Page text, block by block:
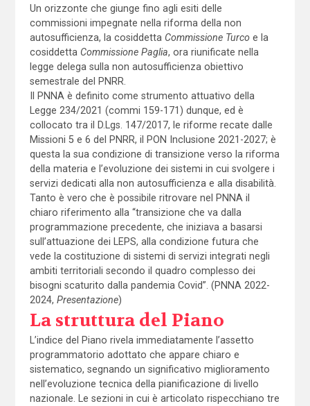
Un orizzonte che giunge fino agli esiti delle
commissioni impegnate nella riforma della non
autosufficienza, la cosiddetta Commissione Turcoe la
cosiddetta Commissione Paglia, ora riunificate nella
legge delega sulla non autosufficienza obiettivo
semestrale del PNRR.
Il PNNA è definito come strumento attuativo della
Legge 234/2021 (commi 159-171) dunque, ed è
collocato tra il D.Lgs. 147/2017, le riforme recate dalle
Missioni 5 e 6 del PNRR, il PON Inclusione 2021-2027; è
questa la sua condizione di transizione verso la riforma
della materia e l’evoluzione dei sistemi in cui svolgere i
servizi dedicati alla non autosufficienza e alla disabilità.
Tanto è vero che è possibile ritrovare nel PNNA il
chiaro riferimento alla “transizione che va dalla
programmazione precedente, che iniziava a basarsi
sull’attuazione dei LEPS, alla condizione futura che
vede la costituzione di sistemi di servizi integrati negli
ambiti territoriali secondo il quadro complesso dei
bisogni scaturito dalla pandemia Covid”. (PNNA 2022-
2024, Presentazione)
La struttura del Piano
L’indice del Piano rivela immediatamente l’assetto
programmatorio adottato che appare chiaro e
sistematico, segnando un significativo miglioramento
nell’evoluzione tecnica della pianificazione di livello
nazionale. Le sezioni in cui è articolato rispecchiano tre